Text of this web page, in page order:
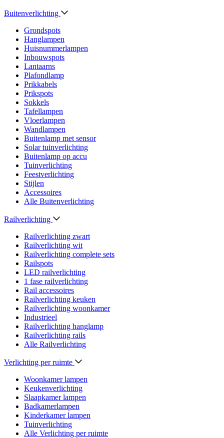
Buitenverlichting
Grondspots
Hanglampen
Huisnummerlampen
Inbouwspots
Lantaarns
Plafondlamp
Prikkabels
Prikspots
Sokkels
Tafellampen
Vloerlampen
Wandlampen
Buitenlamp met sensor
Solar tuinverlichting
Buitenlamp op accu
Tuinverlichting
Feestverlichting
Stijlen
Accessoires
Alle Buitenverlichting
Railverlichting
Railverlichting zwart
Railverlichting wit
Railverlichting complete sets
Railspots
LED railverlichting
1 fase railverlichting
Rail accessoires
Railverlichting keuken
Railverlichting woonkamer
Industrieel
Railverlichting hanglamp
Railverlichting rails
Alle Railverlichting
Verlichting per ruimte
Woonkamer lampen
Keukenverlichting
Slaapkamer lampen
Badkamerlampen
Kinderkamer lampen
Tuinverlichting
Alle Verlichting per ruimte